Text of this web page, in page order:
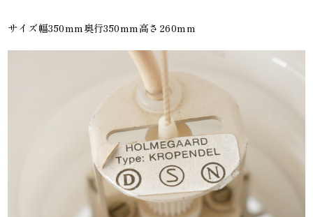
サイズ幅350mm奥行350mm高さ260mm